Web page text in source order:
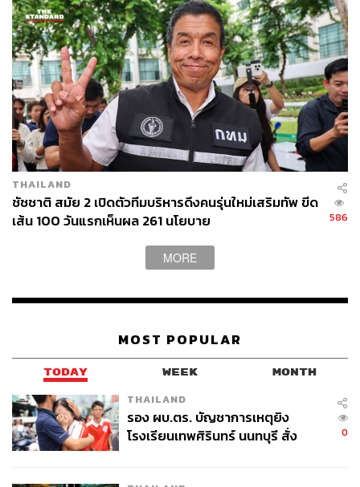
THAILAND
ชัชชาติ สมัย 2 เปิดตัวทีมบริหารดึงคนรุ่นใหม่เสริมทัพ ขีด
เส้น 100 วันแรกเห็นผล 261 นโยบาย
586
MORE
MOST POPULAR
TODAY WEEK MONTH
THAILAND
รอง ผบ.ตร. บัญชาการเหตุยิง
โรงเรียนเทพศิรินทร์ นนทบุรี สั่ง
0